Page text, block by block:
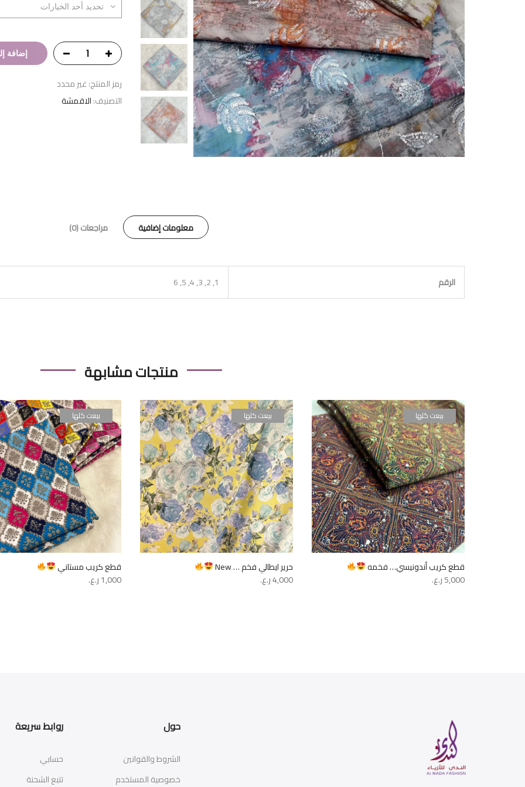
إضافة
رمز المنتج:غير محدد
التصنيف:الاقمشة
معلومات إضافية مراجعات (0)
الرقم 1, 2, 3, 4, 5, 6
منتجات مشابهة
بيعت كلها
قطع كريب أندونيسي… فخمه
5,000ر.ع.
بيعت كلها
حرير ايطالي فخم … New
4,000ر.ع.
بيعت كلها
قطع كريب مستاني
1,000ر.ع.
حول
الشروط والقوانين
خصوصية المستخدم
روابط سريعة
حسابي
تتبع الشحنة